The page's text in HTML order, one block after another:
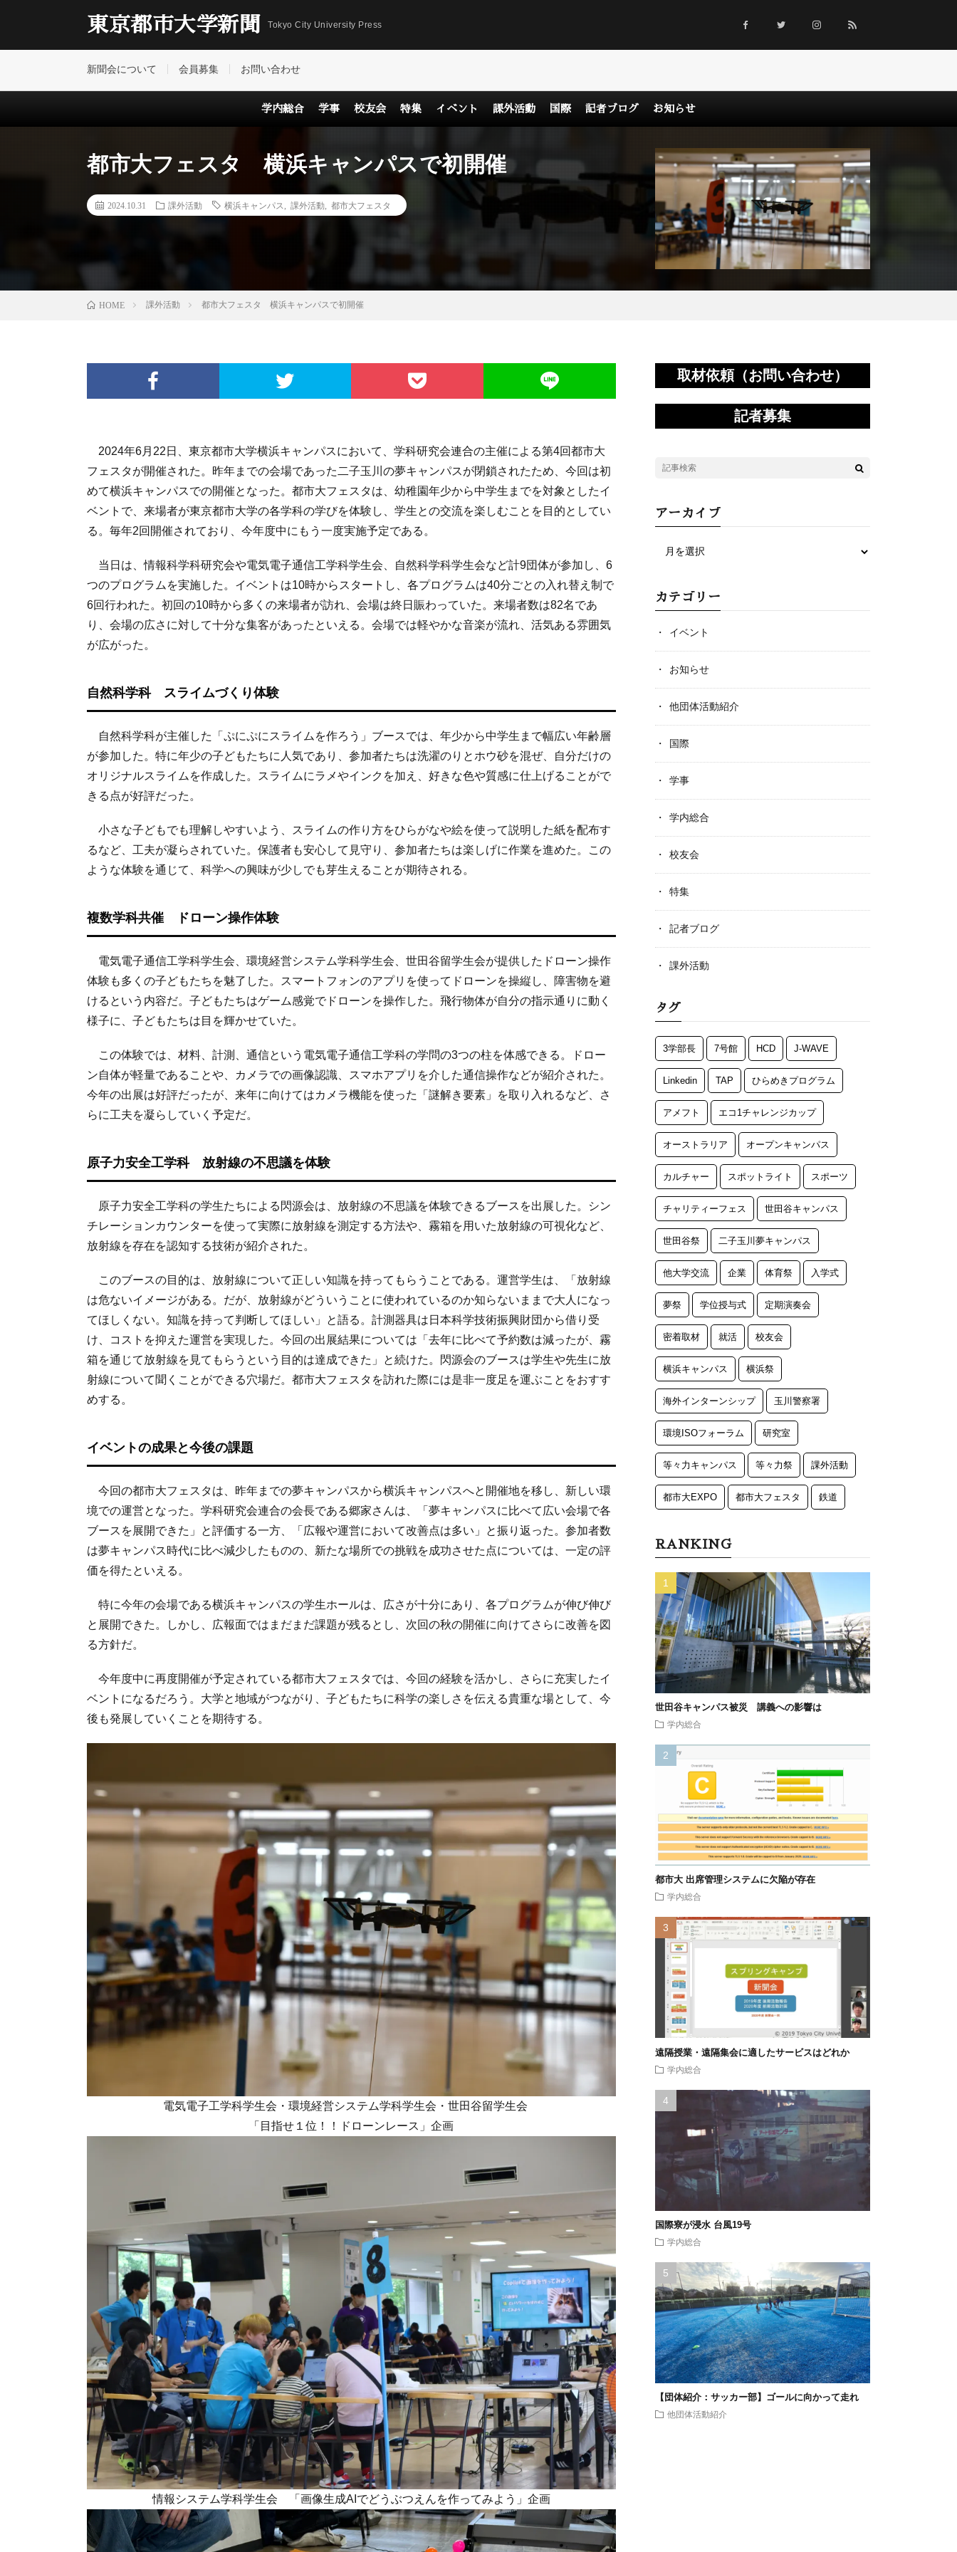
東京都市大学新聞 Tokyo City University Press
新聞会について 会員募集 お問い合わせ
学内総合 学事 校友会 特集 イベント 課外活動 国際 記者ブログ お知らせ
都市大フェスタ 横浜キャンパスで初開催
2024.10.31 課外活動 横浜キャンパス 課外活動 都市大フェスタ
HOME 課外活動 都市大フェスタ 横浜キャンパスで初開催
2024年6月22日、東京都市大学横浜キャンパスにおいて、学科研究会連合の主催による第4回都市大
フェスタが開催された。昨年までの会場であった二子玉川の夢キャンパスが閉鎖されたため、今回は初
めて横浜キャンパスでの開催となった。都市大フェスタは、幼稚園年少から中学生までを対象としたイ
ベントで、来場者が東京都市大学の各学科の学びを体験し、学生との交流を楽しむことを目的としてい
る。毎年2回開催されており、今年度中にもう一度実施予定である。
当日は、情報科学科研究会や電気電子通信工学科学生会、自然科学科学生会など計9団体が参加し、6
つのプログラムを実施した。イベントは10時からスタートし、各プログラムは40分ごとの入れ替え制で
6回行われた。初回の10時から多くの来場者が訪れ、会場は終日賑わっていた。来場者数は82名であ
り、会場の広さに対して十分な集客があったといえる。会場では軽やかな音楽が流れ、活気ある雰囲気
が広がった。
自然科学科 スライムづくり体験
自然科学科が主催した「ぷにぷにスライムを作ろう」ブースでは、年少から中学生まで幅広い年齢層
が参加した。特に年少の子どもたちに人気であり、参加者たちは洗濯のりとホウ砂を混ぜ、自分だけの
オリジナルスライムを作成した。スライムにラメやインクを加え、好きな色や質感に仕上げることがで
きる点が好評だった。
小さな子どもでも理解しやすいよう、スライムの作り方をひらがなや絵を使って説明した紙を配布す
るなど、工夫が凝らされていた。保護者も安心して見守り、参加者たちは楽しげに作業を進めた。この
ような体験を通じて、科学への興味が少しでも芽生えることが期待される。
複数学科共催 ドローン操作体験
電気電子通信工学科学生会、環境経営システム学科学生会、世田谷留学生会が提供したドローン操作
体験も多くの子どもたちを魅了した。スマートフォンのアプリを使ってドローンを操縦し、障害物を避
けるという内容だ。子どもたちはゲーム感覚でドローンを操作した。飛行物体が自分の指示通りに動く
様子に、子どもたちは目を輝かせていた。
この体験では、材料、計測、通信という電気電子通信工学科の学問の3つの柱を体感できる。ドロー
ン自体が軽量であることや、カメラでの画像認識、スマホアプリを介した通信操作などが紹介された。
今年の出展は好評だったが、来年に向けてはカメラ機能を使った「謎解き要素」を取り入れるなど、さ
らに工夫を凝らしていく予定だ。
原子力安全工学科 放射線の不思議を体験
原子力安全工学科の学生たちによる閃源会は、放射線の不思議を体験できるブースを出展した。シン
チレーションカウンターを使って実際に放射線を測定する方法や、霧箱を用いた放射線の可視化など、
放射線を存在を認知する技術が紹介された。
このブースの目的は、放射線について正しい知識を持ってもらうことである。運営学生は、「放射線
は危ないイメージがある。だが、放射線がどういうことに使われているのか知らないままで大人になっ
てほしくない。知識を持って判断してほしい」と語る。計測器具は日本科学技術振興財団から借り受
け、コストを抑えた運営を実現した。今回の出展結果については「去年に比べて予約数は減ったが、霧
箱を通じて放射線を見てもらうという目的は達成できた」と続けた。閃源会のブースは学生や先生に放
射線について聞くことができる穴場だ。都市大フェスタを訪れた際には是非一度足を運ぶことをおすす
めする。
イベントの成果と今後の課題
今回の都市大フェスタは、昨年までの夢キャンパスから横浜キャンパスへと開催地を移し、新しい環
境での運営となった。学科研究会連合の会長である郷家さんは、「夢キャンパスに比べて広い会場で各
ブースを展開できた」と評価する一方、「広報や運営において改善点は多い」と振り返った。参加者数
は夢キャンパス時代に比べ減少したものの、新たな場所での挑戦を成功させた点については、一定の評
価を得たといえる。
特に今年の会場である横浜キャンパスの学生ホールは、広さが十分にあり、各プログラムが伸び伸び
と展開できた。しかし、広報面ではまだまだ課題が残るとし、次回の秋の開催に向けてさらに改善を図
る方針だ。
今年度中に再度開催が予定されている都市大フェスタでは、今回の経験を活かし、さらに充実したイ
ベントになるだろう。大学と地域がつながり、子どもたちに科学の楽しさを伝える貴重な場として、今
後も発展していくことを期待する。
電気電子工学科学生会・環境経営システム学科学生会・世田谷留学生会
「目指せ１位！！ドローンレース」企画
情報システム学科学生会 「画像生成AIでどうぶつえんを作ってみよう」企画
取材依頼（お問い合わせ）
記者募集
アーカイブ
カテゴリー
イベント
お知らせ
他団体活動紹介
国際
学事
学内総合
校友会
特集
記者ブログ
課外活動
タグ
3学部長 7号館 HCD J-WAVE
Linkedin TAP ひらめきプログラム
アメフト エコ1チャレンジカップ
オーストラリア オープンキャンパス
カルチャー スポットライト スポーツ
チャリティーフェス 世田谷キャンパス
世田谷祭 二子玉川夢キャンパス
他大学交流 企業 体育祭 入学式
夢祭 学位授与式 定期演奏会
密着取材 就活 校友会
横浜キャンパス 横浜祭
海外インターンシップ 玉川警察署
環境ISOフォーラム 研究室
等々力キャンパス 等々力祭 課外活動
都市大EXPO 都市大フェスタ 鉄道
RANKING
世田谷キャンパス被災 講義への影響は
学内総合
都市大 出席管理システムに欠陥が存在
学内総合
遠隔授業・遠隔集会に適したサービスはどれか
学内総合
国際寮が浸水 台風19号
学内総合
【団体紹介：サッカー部】ゴールに向かって走れ
他団体活動紹介